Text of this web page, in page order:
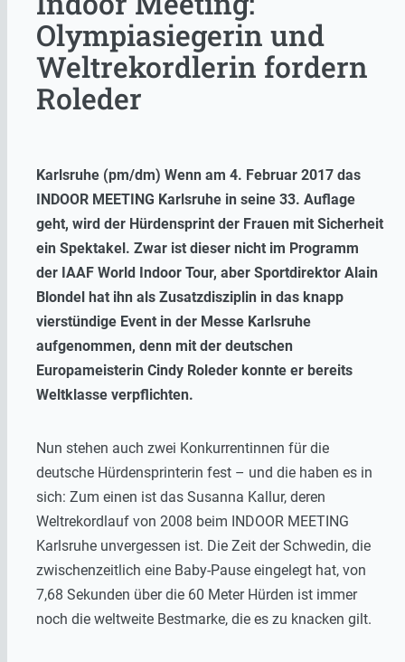
Olympiasiegerin und
Weltrekordlerin fordern
Roleder
Karlsruhe (pm/dm) Wenn am 4. Februar 2017 das
INDOOR MEETING Karlsruhe in seine 33. Auflage
geht, wird der Hürdensprint der Frauen mit Sicherheit
ein Spektakel. Zwar ist dieser nicht im Programm
der IAAF World Indoor Tour, aber Sportdirektor Alain
Blondel hat ihn als Zusatzdisziplin in das knapp
vierstündige Event in der Messe Karlsruhe
aufgenommen, denn mit der deutschen
Europameisterin Cindy Roleder konnte er bereits
Weltklasse verpflichten.
Nun stehen auch zwei Konkurrentinnen für die
deutsche Hürdensprinterin fest – und die haben es in
sich: Zum einen ist das Susanna Kallur, deren
Weltrekordlauf von 2008 beim INDOOR MEETING
Karlsruhe unvergessen ist. Die Zeit der Schwedin, die
zwischenzeitlich eine Baby-Pause eingelegt hat, von
7,68 Sekunden über die 60 Meter Hürden ist immer
noch die weltweite Bestmarke, die es zu knacken gilt.